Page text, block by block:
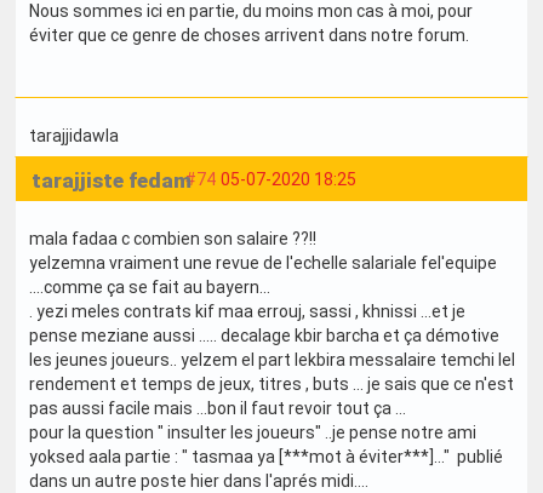
Nous sommes ici en partie, du moins mon cas à moi, pour
éviter que ce genre de choses arrivent dans notre forum.
tarajjidawla
#74 05-07-2020 18:25
tarajjiste fedam
mala fadaa c combien son salaire ??!!
yelzemna vraiment une revue de l'echelle salariale fel'equipe
....comme ça se fait au bayern...
. yezi meles contrats kif maa errouj, sassi , khnissi ...et je
pense meziane aussi ..... decalage kbir barcha et ça démotive
les jeunes joueurs.. yelzem el part lekbira messalaire temchi lel
rendement et temps de jeux, titres , buts ... je sais que ce n'est
pas aussi facile mais ...bon il faut revoir tout ça ...
pour la question " insulter les joueurs" ..je pense notre ami
yoksed aala partie : " tasmaa ya [***mot à éviter***]..." publié
dans un autre poste hier dans l'aprés midi....